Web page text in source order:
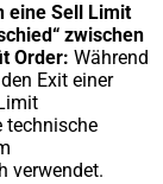
eine Sell Limit
zwischen
Order: Während
Exit einer
technische
verwendet.